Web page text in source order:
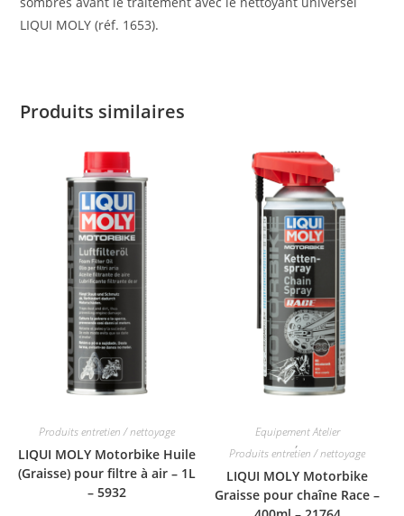
LIQUI MOLY (réf. 1653).
Produits similaires
Produits entretien / nettoyage
LIQUI MOLY Motorbike Huile
(Graisse) pour filtre à air – 1L
– 5932
Equipement Atelier
,
Produits entretien / nettoyage
LIQUI MOLY Motorbike
Graisse pour chaîne Race –